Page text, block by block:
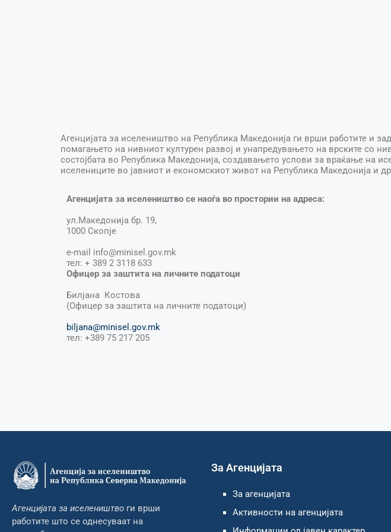
Aгенцијата за иселеништво на Република Македонија ги врши работите и
помагањето на нивниот културен развој и унапредувањето на врските со
состојбата во Република Македонија, создавањето услови за враќање на
иселениците во јавниот и економскиот живот на Република Македонија и
Агенцијата за иселеништво се наоѓа во простории на адреса:
ул.Македонија бр. 19,
1000 Скопје
e-mail info@minisel.gov.mk
тел: + 389 2 3118 633
Офицер за заштита на личните податоци
Билјана Костова
(Офицер за заштита на личните податоци)
biljana@minisel.gov.mk
тел: +389 75 217 205
Агенцијата за иселеништво ги врши
работите што се однесуваат на
За Агенцијата
За агенцијата
Активности на агенцијата